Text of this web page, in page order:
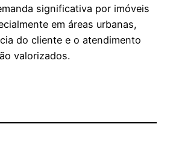
significativa por imóveis
em áreas urbanas,
do cliente e o atendimento
valorizados.